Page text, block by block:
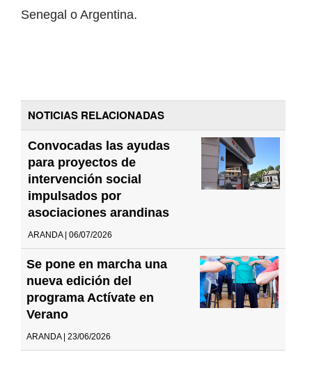
Senegal o Argentina.
NOTICIAS RELACIONADAS
Convocadas las ayudas
para proyectos de
intervención social
impulsados por
asociaciones arandinas
ARANDA | 06/07/2026
Se pone en marcha una
nueva edición del
programa Actívate en
Verano
ARANDA | 23/06/2026